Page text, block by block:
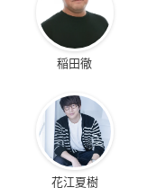
稲田徹
花江夏樹